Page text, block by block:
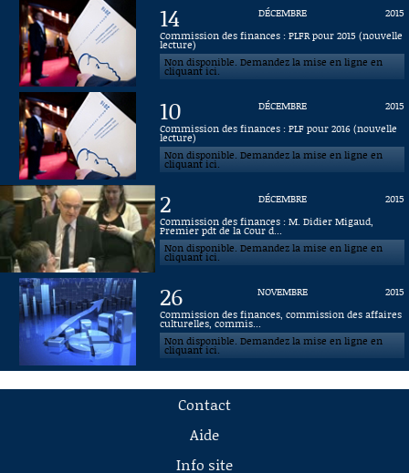
14 DÉCEMBRE
2015
Commission des finances : PLFR pour 2015 (nouvelle
lecture)
Non disponible. Demandez la mise en ligne en
cliquant ici.
10 DÉCEMBRE
2015
Commission des finances : PLF pour 2016 (nouvelle
lecture)
Non disponible. Demandez la mise en ligne en
cliquant ici.
2 DÉCEMBRE
2015
Commission des finances : M. Didier Migaud,
Premier pdt de la Cour d...
Non disponible. Demandez la mise en ligne en
cliquant ici.
26 NOVEMBRE
2015
Commission des finances, commission des affaires
culturelles, commis...
Non disponible. Demandez la mise en ligne en
cliquant ici.
Contact
Aide
Info site